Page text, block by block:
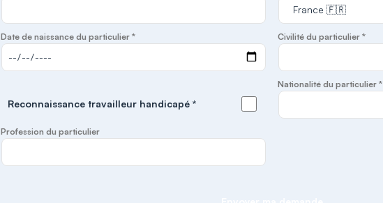
Date de naissance du particulier * Civilité du particulier *
Reconnaissance travailleur handicapé *
Nationalité du particulier *
Profession du particulier